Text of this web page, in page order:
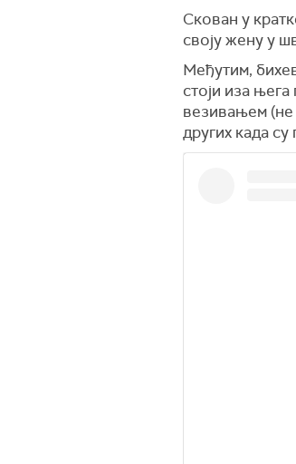
Скован у
своју жену у
Међутим,
стоји иза
везивањем (не
других када